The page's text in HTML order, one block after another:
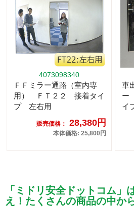
4073098340
ＦＦミラー通路（室内専
用） ＦＴ２２ 接着タイ
プ 左右用
販売価格： 28,380円
本体価格: 25,800円
車
ー
イ
「ミドリ安全ドットコム」
え！たくさんの商品の中か